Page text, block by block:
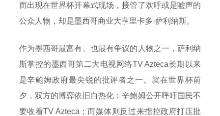
而出现在世界杯开幕式现场，接管了欢呼或是嘘声的
公众人物，却是墨西哥商业大亨里卡多·萨利纳斯。
作为墨西哥最富有、也最有争议的人物之一，萨利纳
斯掌控的墨西哥第二大电视网络TV Azteca长期以来
是辛鲍姆政府最尖锐的批评者之一。就在世界杯前
夕，双方的博弈依旧白热化：辛鲍姆公开呼吁国民不
要收看TV Azteca；而媒体则反过来指控政府打压批